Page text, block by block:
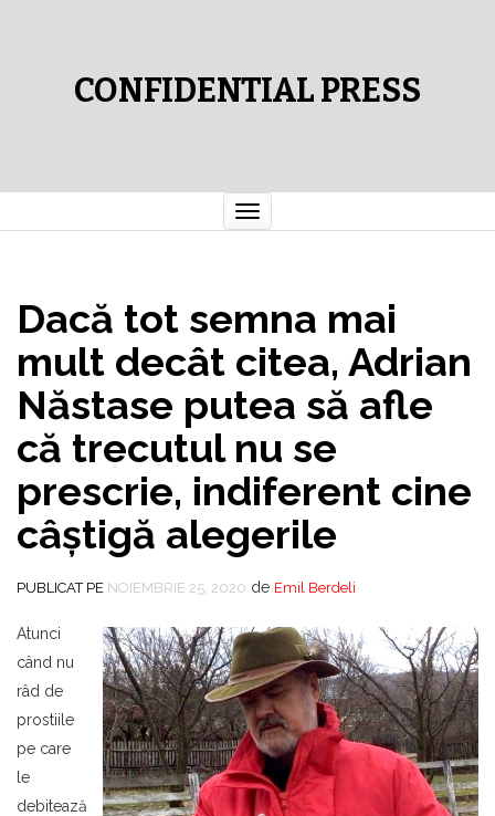
CONFIDENTIAL PRESS
Comută
navigarea
Dacă tot semna mai
mult decât citea, Adrian
Năstase putea să afle
că trecutul nu se
prescrie, indiferent cine
câştigă alegerile
PUBLICAT PE NOIEMBRIE 25, 2020 de Emil Berdeli
Atunci
când nu
râd de
prostiile
pe care
le
debitează